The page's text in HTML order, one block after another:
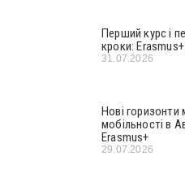
Перший курс і
кроки: Erasmus+
31.07.2026
Нові горизонти
мобільності в
Erasmus+
29.07.2026